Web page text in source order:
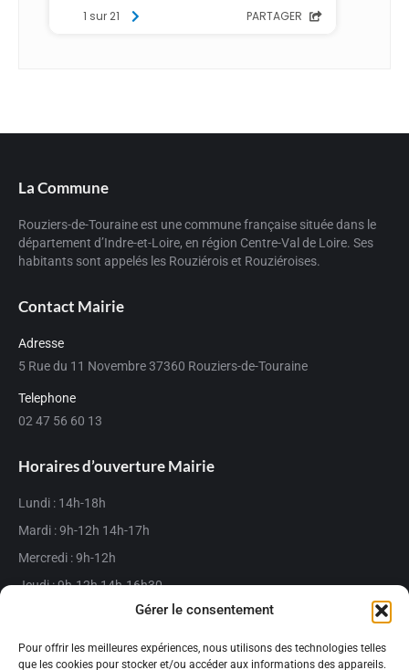
Gérer le consentement
Pour offrir les meilleures expériences, nous utilisons des technologies telles
que les cookies pour stocker et/ou accéder aux informations des appareils.
La Commune
Rouziers-de-Touraine est une commune française située dans le
département d’Indre-et-Loire, en région Centre-Val de Loire. Ses
habitants sont appelés les Rouziérois et Rouziéroises.
Contact Mairie
Adresse
5 Rue du 11 Novembre 37360 Rouziers-de-Touraine
Telephone
02 47 56 60 13
Horaires d’ouverture Mairie
Lundi : 14h-18h
Mardi : 9h-12h 14h-17h
Mercredi : 9h-12h
Jeudi : 9h-12h 14h-16h30
Vendredi : 9h-12h 14h-17h
Fermée le samedi matin